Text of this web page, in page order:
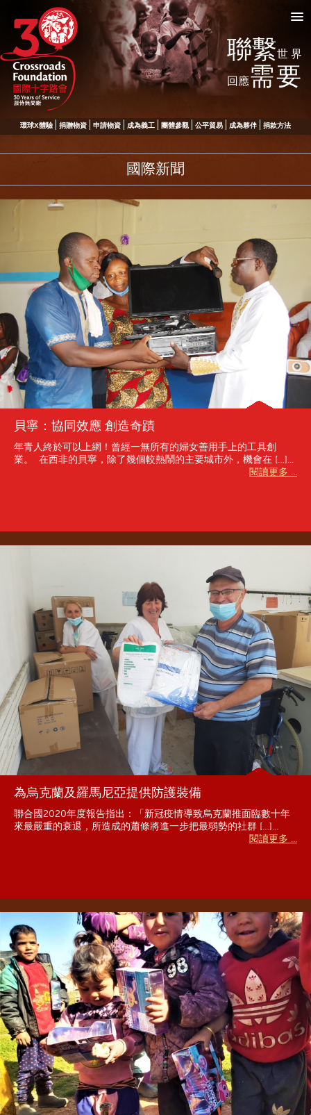
聯繫世界
回應需要
環球X體驗 捐贈物資 申請物資 成為義工 團體參觀 公平貿易 成為夥伴 捐款方法
國際新聞
貝寧：協同效應 創造奇蹟
年青人終於可以上網！曾經一無所有的婦女善用手上的工具創
業。 在西非的貝寧，除了幾個較熱鬧的主要城市外，機會在 […]...
閱讀更多 ...
為烏克蘭及羅馬尼亞提供防護裝備
聯合國2020年度報告指出：「新冠疫情導致烏克蘭推面臨數十年
來最嚴重的衰退，所造成的蕭條將進一步把最弱勢的社群 […]...
閱讀更多 ...